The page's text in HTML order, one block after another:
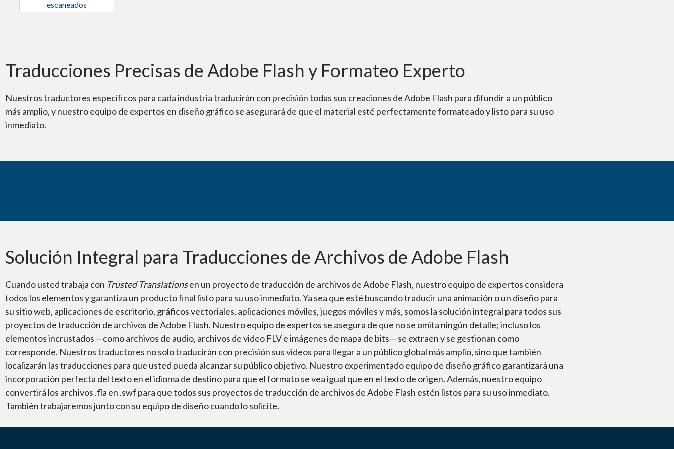
escaneados
Traducciones Precisas de Adobe Flash y Formateo Experto
Nuestros traductores específicos para cada industria traducirán con precisión todas sus creaciones de Adobe Flash para difundir a un público
más amplio, y nuestro equipo de expertos en diseño gráfico se asegurará de que el material esté perfectamente formateado y listo para su uso
inmediato.
¿Sabía usted que…?
Solución Integral para Traducciones de Archivos de Adobe Flash
Cuando usted trabaja con Trusted Translationsen un proyecto de traducción de archivos de Adobe Flash, nuestro equipo de expertos considera
todos los elementos y garantiza un producto final listo para su uso inmediato. Ya sea que esté buscando traducir una animación o un diseño para
su sitio web, aplicaciones de escritorio, gráficos vectoriales, aplicaciones móviles, juegos móviles y más, somos la solución integral para todos sus
proyectos de traducción de archivos de Adobe Flash. Nuestro equipo de expertos se asegura de que no se omita ningún detalle; incluso los
elementos incrustados —como archivos de audio, archivos de video FLV e imágenes de mapa de bits— se extraen y se gestionan como
corresponde. Nuestros traductores no solo traducirán con precisión sus videos para llegar a un público global más amplio, sino que también
localizarán las traducciones para que usted pueda alcanzar su público objetivo. Nuestro experimentado equipo de diseño gráfico garantizará una
incorporación perfecta del texto en el idioma de destino para que el formato se vea igual que en el texto de origen. Además, nuestro equipo
convertirá los archivos .fla en .swf para que todos sus proyectos de traducción de archivos de Adobe Flash estén listos para su uso inmediato.
También trabajaremos junto con su equipo de diseño cuando lo solicite.